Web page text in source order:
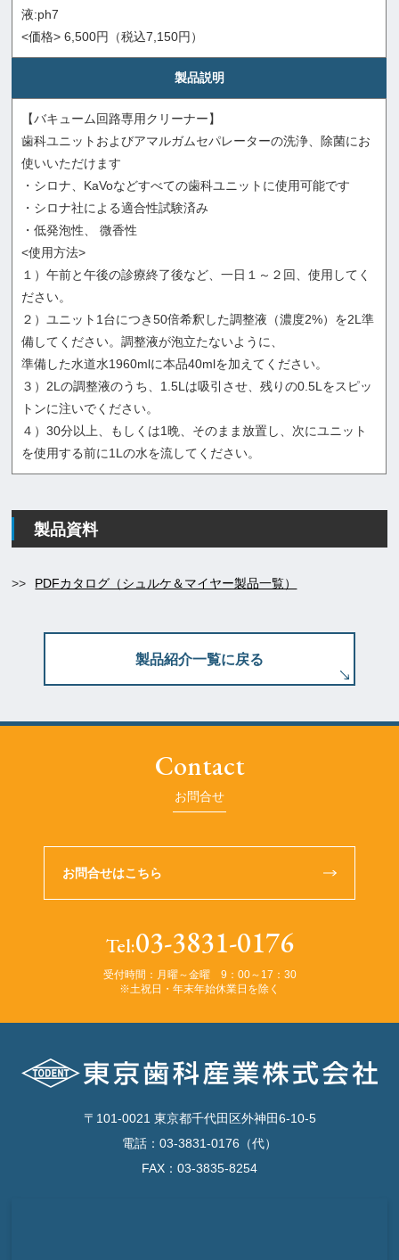
液:ph7
<価格> 6,500円（税込7,150円）
製品説明
【バキューム回路専用クリーナー】
歯科ユニットおよびアマルガムセパレーターの洗浄、除菌にお
使いいただけます
・シロナ、KaVoなどすべての歯科ユニットに使用可能です
・シロナ社による適合性試験済み
・低発泡性、 微香性
<使用方法>
１）午前と午後の診療終了後など、一日１～２回、使用してく
ださい。
２）ユニット1台につき50倍希釈した調整液（濃度2%）を2L準
備してください。調整液が泡立たないように、
準備した水道水1960mlに本品40mlを加えてください。
３）2Lの調整液のうち、1.5Lは吸引させ、残りの0.5Lをスピッ
トンに注いでください。
４）30分以上、もしくは1晩、そのまま放置し、次にユニット
を使用する前に1Lの水を流してください。
製品資料
>> PDFカタログ（シュルケ＆マイヤー製品一覧）
製品紹介一覧に戻る
Contact
お問合せ
お問合せはこちら
Tel:03-3831-0176
受付時間：月曜～金曜 9：00～17：30
※土祝日・年末年始休業日を除く
〒101-0021 東京都千代田区外神田6-10-5
電話：03-3831-0176（代）
FAX：03-3835-8254